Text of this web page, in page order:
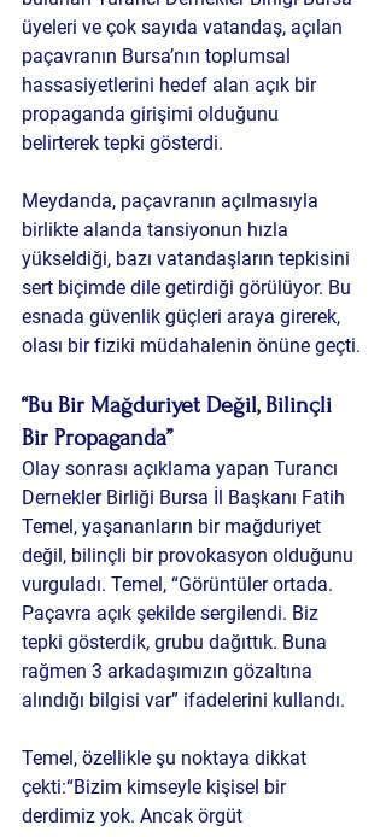
üyeleri ve çok sayıda vatandaş, açılan
paçavranın Bursa’nın toplumsal
hassasiyetlerini hedef alan açık bir
propaganda girişimi olduğunu
belirterek tepki gösterdi.
Meydanda, paçavranın açılmasıyla
birlikte alanda tansiyonun hızla
yükseldiği, bazı vatandaşların tepkisini
sert biçimde dile getirdiği görülüyor. Bu
esnada güvenlik güçleri araya girerek,
olası bir fiziki müdahalenin önüne geçti.
“Bu Bir Mağduriyet Değil, Bilinçli
Bir Propaganda”
Olay sonrası açıklama yapan Turancı
Dernekler Birliği Bursa İl Başkanı Fatih
Temel, yaşananların bir mağduriyet
değil, bilinçli bir provokasyon olduğunu
vurguladı. Temel, “Görüntüler ortada.
Paçavra açık şekilde sergilendi. Biz
tepki gösterdik, grubu dağıttık. Buna
rağmen 3 arkadaşımızın gözaltına
alındığı bilgisi var” ifadelerini kullandı.
Temel, özellikle şu noktaya dikkat
çekti:“Bizim kimseyle kişisel bir
derdimiz yok. Ancak örgüt